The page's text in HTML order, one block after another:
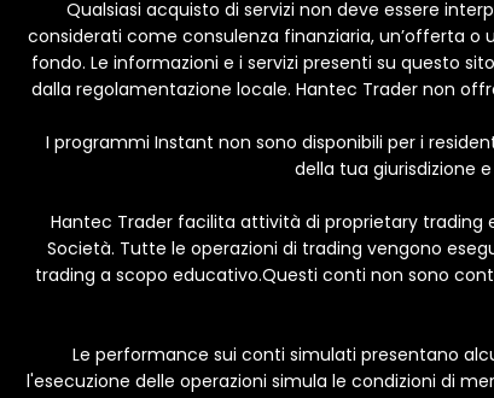
Qualsiasi acquisto di servizi non deve essere
considerati come consulenza finanziaria, un’offerta
fondo. Le informazioni e i servizi presenti su questo
dalla regolamentazione locale. Hantec Trader non
I programmi Instant non sono disponibili per i
della tua giurisdizione
Hantec Trader facilita attività di proprietary
Società. Tutte le operazioni di trading vengono
trading a scopo educativo.Questi conti non sono
Le performance sui conti simulati presentano
l'esecuzione delle operazioni simula le condizioni di